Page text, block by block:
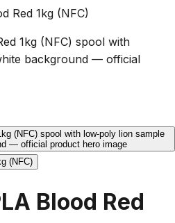
Red 1kg (NFC)
Blood Red